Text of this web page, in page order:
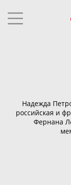
Надежда
российская и
Фернана